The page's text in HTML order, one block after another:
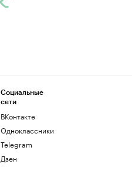
Социальные
сети
ВКонтакте
Одноклассники
Telegram
Дзен